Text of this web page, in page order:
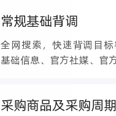
常规基础背调
全网搜索，快速背调目
基础信息、官方社媒、官
采购商品及采购周